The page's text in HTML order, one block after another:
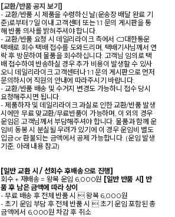
[교환/반품 공지 보기]
- 교환/반품 시 제품을 수령하신 날(운송장 배달 완료 기
준)로부터 7일 이내 고객센터 또는 1:1 문의 게시판을 통
해 반품 의사를 밝혀주셔야 합니다.
- 교환/반품 요청 시 데일리라이크 측에서 CJ대한통운
택배로 회수 택배 접수를 도와드리며, 택배기사님께서 연
락 후 방문하여 물품을 회수하십니다. 고객님 임의로 택
배 접수하여 반송하실 경우 추가 비용이 발생할 수 있사
오니 데일리라이크 고객센터나 1:1 문의 게시판으로 먼저
문의하시어 직원의 안내에 따라주시기 바랍니다.
- 교환/반품 배송 및 수거지 변경도 가능하니 접수 당시
요청해주시면 됩니다.
- 제품하자 및 데일리라이크 과실로 인한 교환/반품 발생
시에만 무료 맞교환/무료반품이 가능하며, 이 외의 경우
운임은 고객님께서 부담해주셔야 합니다. 물품과 함께 운
임비 동봉 시 분실될 우려가 있기에 이 경우 운임비 별도
입금 or 환불되는 금액에서 공제 가능합니다. (운임 발생
기준, 아래 내용 참고)
[일반 교환 시 / 선회수 후배송으로 진행]
회수 + 재배송 = 왕복 운임 6,000원 [일반 반품 시] 반
품 후 남은 금액에 따라 상이
- 무료 배송 후 전체 반품 시  왕복 6,000원
- 초기 운임 부담 후 전체 반품 시  초기 운임 포함된 총
금액에서 6,000원 차감 후 취소